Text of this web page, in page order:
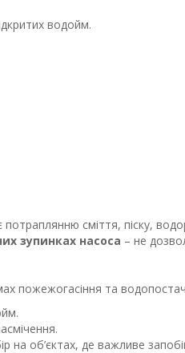
водойм.
потраплянню сміття, піску,
зупинках насоса – не
пожежогасіння та
на об’єктах, де важливе